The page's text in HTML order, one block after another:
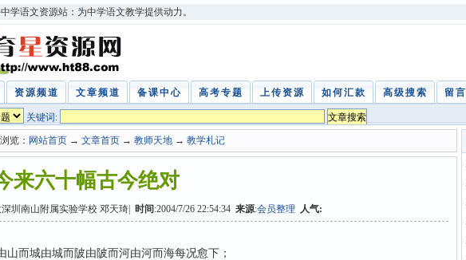
学语文资源站：为中学语文教学提供动力。
资源频道 文章频道 备课中心 高考专题 上传资源 如何汇款 高级搜索 留言
关键词:
览： 网站首页 → 文章首页 → 教师天地 → 教学札记
来六十幅古今绝对
圳南山附属实验学校 邓天琦| 时间 :2004/7/26 22:54:34 来源:会员整理 人气:
而城由城而陂由陂而河由河而海每况愈下；